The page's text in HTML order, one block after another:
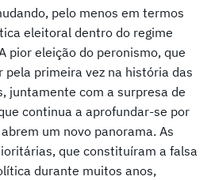
pelo menos em termos
eleitoral dentro do regime
pior eleição do peronismo, que
primeira vez na história das
juntamente com a surpresa de
continua a aprofundar-se por
um novo panorama. As
que constituíram a falsa
durante muitos anos,